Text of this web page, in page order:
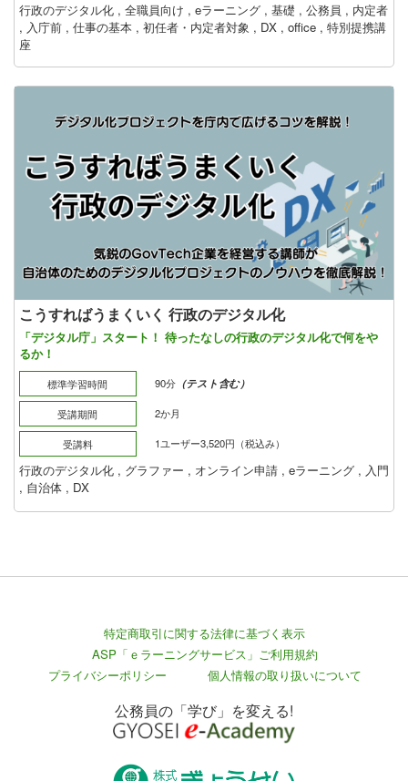
行政のデジタル化 , 全職員向け , eラーニング , 基礎 , 公務員 , 内定者
, 入庁前 , 仕事の基本 , 初任者・内定者対象 , DX , office , 特別提携講
座
こうすればうまくいく 行政のデジタル化
「デジタル庁」スタート！ 待ったなしの行政のデジタル化で何をや
るか！
標準学習時間 90分（テスト含む）
受講期間 2か月
受講料 1ユーザー3,520円（税込み）
行政のデジタル化 , グラファー , オンライン申請 , eラーニング , 入門
, 自治体 , DX
特定商取引に関する法律に基づく表示
ASP「ｅラーニングサービス」ご利用規約
プライバシーポリシー
個人情報の取り扱いについて
公務員の「学び」を変える!